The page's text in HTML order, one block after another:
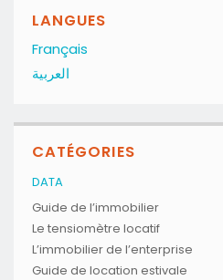
LANGUES
Français
العربية
CATÉGORIES
DATA
Guide de l’immobilier
Le tensiomètre locatif
L’immobilier de l’enterprise
Guide de location estivale